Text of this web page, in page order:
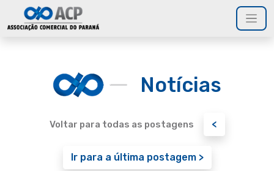
Notícias
Voltar para todas as postagens <
Ir para a última postagem >